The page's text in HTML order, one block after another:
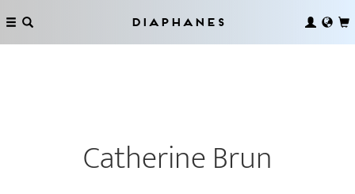
Diaphanes
Catherine Brun